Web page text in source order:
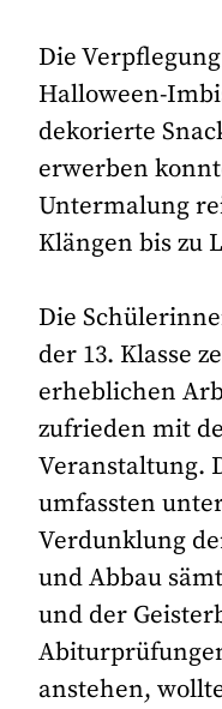
Die
Halloween-
dekorierte
erwerben
Untermalung
Klängen bis zu
Die
der 13. Klasse
erheblichen
zufrieden mit
Veranstaltung.
umfassten
Verdunklung
und Abbau
und der
anstehen,